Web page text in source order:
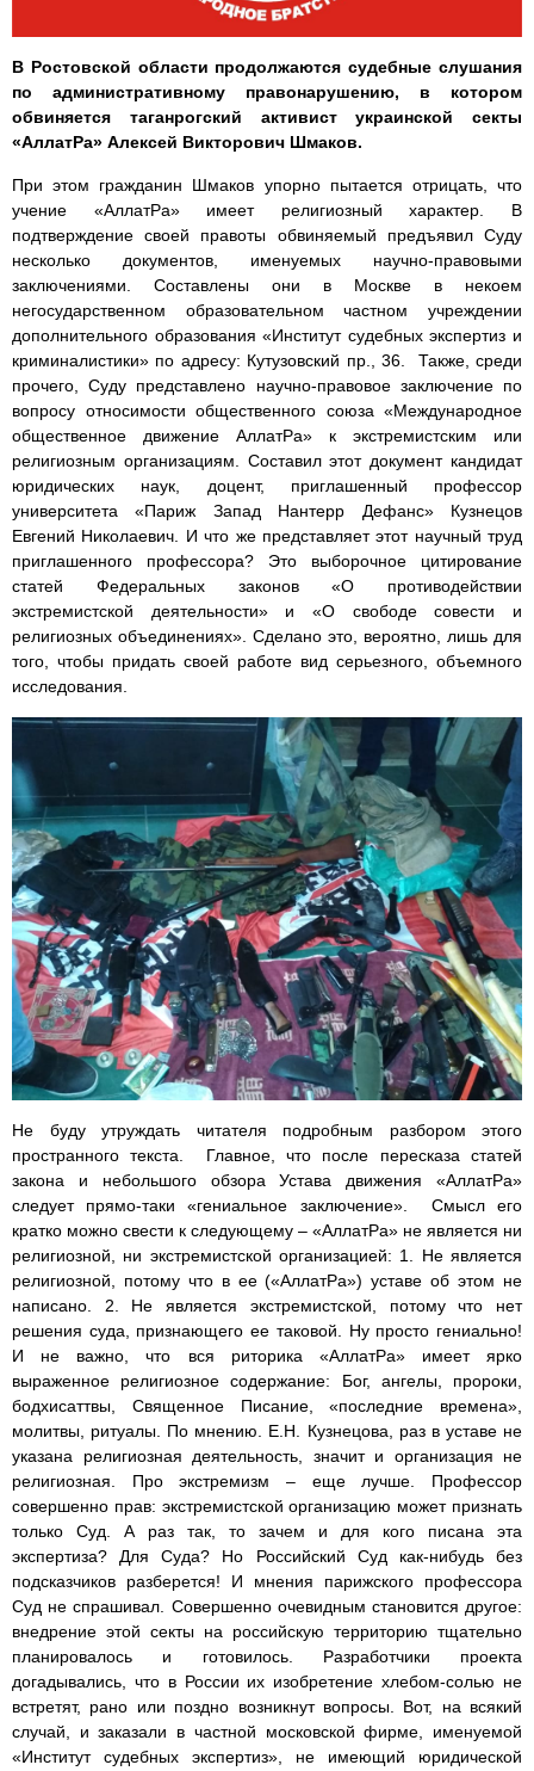
В Ростовской области продолжаются судебные слушания
по административному правонарушению, в котором
обвиняется таганрогский активист украинской секты
«АллатРа» Алексей Викторович Шмаков.
При этом гражданин Шмаков упорно пытается отрицать, что
учение «АллатРа» имеет религиозный характер. В
подтверждение своей правоты обвиняемый предъявил Суду
несколько документов, именуемых научно-правовыми
заключениями. Составлены они в Москве в некоем
негосударственном образовательном частном учреждении
дополнительного образования «Институт судебных экспертиз и
криминалистики» по адресу: Кутузовский пр., 36. Также, среди
прочего, Суду представлено научно-правовое заключение по
вопросу относимости общественного союза «Международное
общественное движение АллатРа» к экстремистским или
религиозным организациям. Составил этот документ кандидат
юридических наук, доцент, приглашенный профессор
университета «Париж Запад Нантерр Дефанс» Кузнецов
Евгений Николаевич. И что же представляет этот научный труд
приглашенного профессора? Это выборочное цитирование
статей Федеральных законов «О противодействии
экстремистской деятельности» и «О свободе совести и
религиозных объединениях». Сделано это, вероятно, лишь для
того, чтобы придать своей работе вид серьезного, объемного
исследования.
Не буду утруждать читателя подробным разбором этого
пространного текста. Главное, что после пересказа статей
закона и небольшого обзора Устава движения «АллатРа»
следует прямо-таки «гениальное заключение». Смысл его
кратко можно свести к следующему – «АллатРа» не является ни
религиозной, ни экстремистской организацией: 1. Не является
религиозной, потому что в ее («АллатРа») уставе об этом не
написано. 2. Не является экстремистской, потому что нет
решения суда, признающего ее таковой. Ну просто гениально!
И не важно, что вся риторика «АллатРа» имеет ярко
выраженное религиозное содержание: Бог, ангелы, пророки,
бодхисаттвы, Священное Писание, «последние времена»,
молитвы, ритуалы. По мнению. Е.Н. Кузнецова, раз в уставе не
указана религиозная деятельность, значит и организация не
религиозная. Про экстремизм – еще лучше. Профессор
совершенно прав: экстремистской организацию может признать
только Суд. А раз так, то зачем и для кого писана эта
экспертиза? Для Суда? Но Российский Суд как-нибудь без
подсказчиков разберется! И мнения парижского профессора
Суд не спрашивал. Совершенно очевидным становится другое:
внедрение этой секты на российскую территорию тщательно
планировалось и готовилось. Разработчики проекта
догадывались, что в России их изобретение хлебом-солью не
встретят, рано или поздно возникнут вопросы. Вот, на всякий
случай, и заказали в частной московской фирме, именуемой
«Институт судебных экспертиз», не имеющий юридической